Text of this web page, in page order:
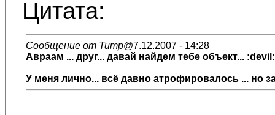
Цитата:
Сообщение от Титр@7.12.2007 - 14:28
Авраам ... друг... давай найдем тебе объект... :devil:
У меня лично... всё давно атрофировалось ... но